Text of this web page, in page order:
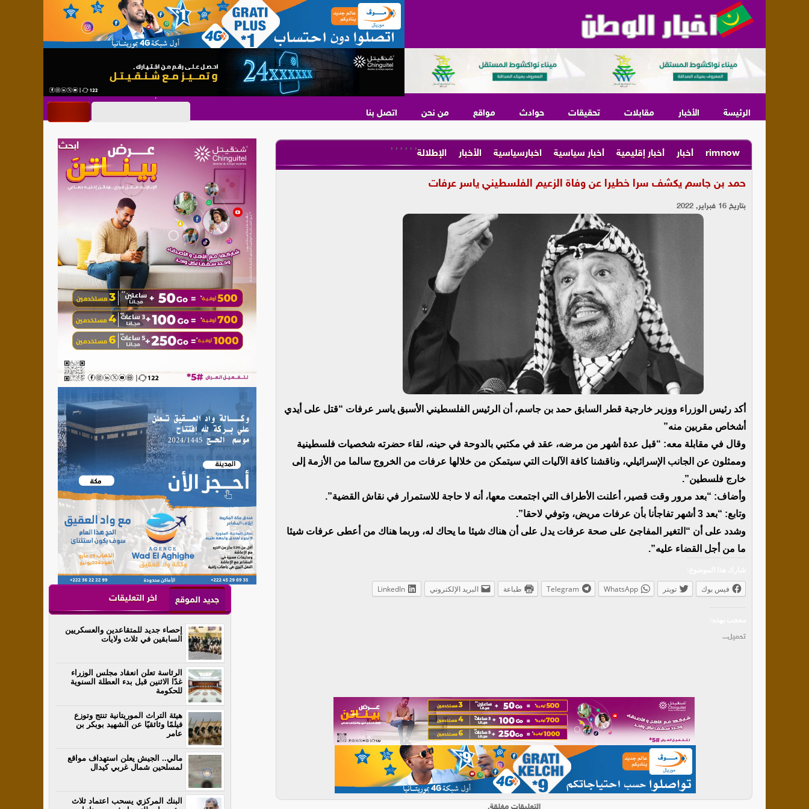
الرئيسة الأخبار مقابلات تحقيقات حوادث مواقع من نحن اتصل بنا
rimnow
,
أخبار
,
أخبار إقليمية
,
أخبار سياسية
,
اخبارسياسية
,
الأخبار
,
الإطلالة
حمد بن جاسم يكشف سرا خطيرا عن وفاة الزعيم الفلسطيني ياسر عرفات
بتاريخ 16 فبراير, 2022
أكد رئيس الوزراء ووزير خارجية قطر السابق حمد بن جاسم، أن الرئيس الفلسطيني الأسبق ياسر عرفات “قتل على أيدي
أشخاص مقربين منه”
وقال في مقابلة معه: “قبل عدة أشهر من مرضه، عقد في مكتبي بالدوحة في حينه، لقاء حضرته شخصيات فلسطينية
وممثلون عن الجانب الإسرائيلي، وناقشنا كافة الآليات التي سيتمكن من خلالها عرفات من الخروج سالما من الأزمة إلى
خارج فلسطين”.
وأضاف: “بعد مرور وقت قصير، أعلنت الأطراف التي اجتمعت معها، أنه لا حاجة للاستمرار في نقاش القضية”.
وتابع: “بعد 3 أشهر تفاجأنا بأن عرفات مريض، وتوفي لاحقا”.
وشدد على أن “التغير المفاجئ على صحة عرفات يدل على أن هناك شيئا ما يحاك له، وربما هناك من أعطى عرفات شيئا
ما من أجل القضاء عليه”.
فيس بوك تويتر WhatsApp
Telegram طباعة البريد الإلكتروني LinkedIn
تحميل...
جديد الموقع اخر التعليقات
إحصاء جديد للمتقاعدين والعسكريين
السابقين في ثلاث ولايات
الرئاسة تعلن انعقاد مجلس الوزراء
غدًا الاثنين قبل بدء العطلة السنوية
للحكومة
هيئة التراث الموريتانية تنتج وتوزع
فيلمًا وثائقيًا عن الشهيد بوبكر بن
عامر
مالي.. الجيش يعلن استهداف مواقع
لمسلحين شمال غربي كيدال
البنك المركزي يسحب اعتماد ثلاث